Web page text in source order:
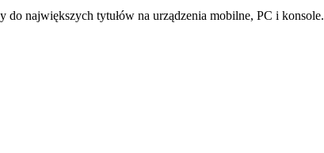
największych tytułów na urządzenia mobilne, PC i konsole.